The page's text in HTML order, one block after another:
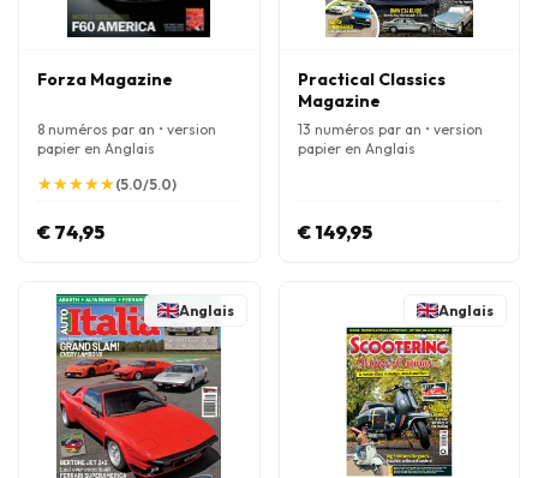
Forza Magazine
8 numéros par an • version
papier en Anglais
★
★★
★★
★★
★★
★(5.0/5.0)
€ 74,95
Practical Classics
Magazine
13 numéros par an • version
papier en Anglais
€ 149,95
Anglais Anglais